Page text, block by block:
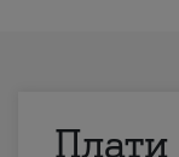
Плати